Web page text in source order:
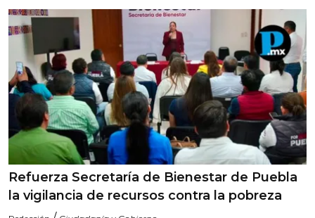
Refuerza Secretaría de Bienestar de Puebla
la vigilancia de recursos contra la pobreza